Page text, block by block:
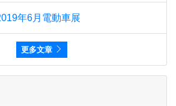
年6月電動車展
更多文章